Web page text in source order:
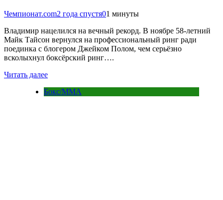
Чемпионат.com2 года спустя01 минуты
Владимир нацелился на вечный рекорд. В ноябре 58-летний
Майк Тайсон вернулся на профессиональный ринг ради
поединка с блогером Джейком Полом, чем серьёзно
всколыхнул боксёрский ринг….
Читать далее
Бокс/MMA